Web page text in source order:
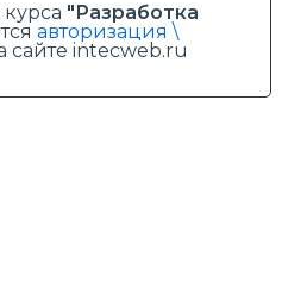
"Разработка
авторизация \
сайте intecweb.ru